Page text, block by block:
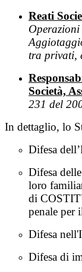
Reati
tra privati,
Società,
231 del
In dettaglio, lo
Difesa
Difesa
loro
di
penale
Difesa
Difesa di